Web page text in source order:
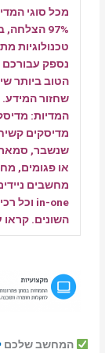
המדיות השונות.
הצלחה, בעזרת
מתקדמות אנו
עבורכם את השירות
שיש בשירותי
המידע.שחזור כל
מדיסק און קי,
קשיחים, דיסק און
סמארטפונים
מחשבים נייחים,
מחשבים ניידים, מחשבי All-
in-one וכל רכיבי המדיה
קראו עוד…
שלכםלא עולה?